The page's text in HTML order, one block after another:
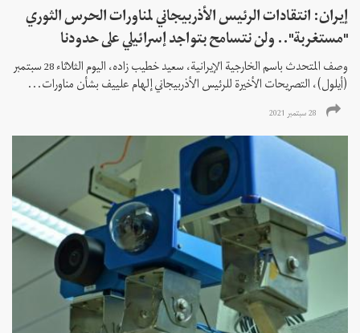
إيران: انتقادات الرئيس الأذربيجاني لمناورات الحرس الثوري
"مستغربة".. ولن نتسامح بتواجد إسرائيلي على حدودنا
وصف المتحدث باسم الخارجية الإيرانية، سعيد خطيب زاده، اليوم الثلاثاء 28 سبتمبر
(أيلول)، التصريحات الأخيرة للرئيس الأذربيجاني إلهام علييف بشأن مناورات...
28 سبتمبر 2021